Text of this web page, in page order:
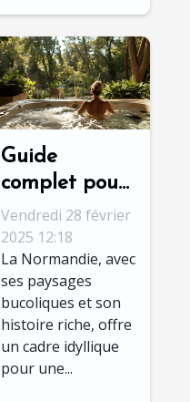
Guide
complet pour
choisir le
séjour spa
idéal en
région
normande
Vendredi 28 février
2025 12:18
La Normandie, avec
ses paysages
bucoliques et son
histoire riche, offre
un cadre idyllique
pour une...